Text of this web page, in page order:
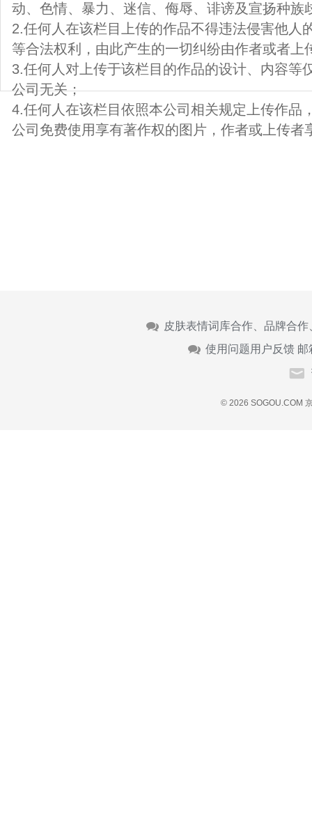
动、色情、暴力、迷信、侮辱、诽谤及宣扬种族
2.任何人在该栏目上传的作品不得违法侵害他人
等合法权利，由此产生的一切纠纷由作者或者上
3.任何人对上传于该栏目的作品的设计、内容等
公司无关；
4.任何人在该栏目依照本公司相关规定上传作品
公司免费使用享有著作权的图片，作者或上传者
皮肤表情词库合作、品牌合
使用问题用户反馈 邮
© 2026 SOGOU.COM